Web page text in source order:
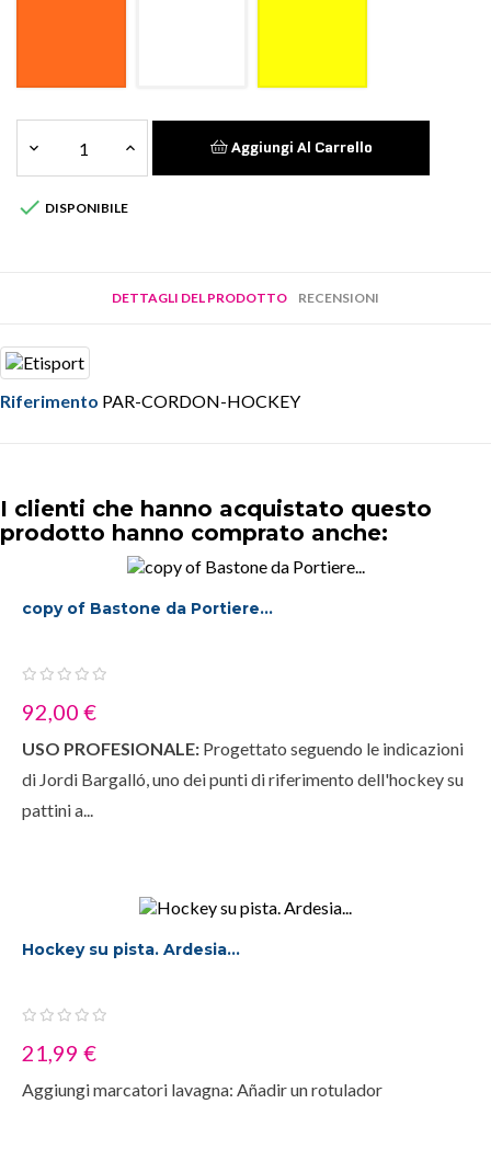
Aggiungi Al Carrello
 DISPONIBILE
DETTAGLI DEL PRODOTTO RECENSIONI
Riferimento PAR-CORDON-HOCKEY
I clienti che hanno acquistato questo
prodotto hanno comprato anche:
copy of Bastone da Portiere...
92,00 €
USO PROFESIONALE: Progettato seguendo le indicazioni
di Jordi Bargalló, uno dei punti di riferimento dell'hockey su
pattini a...
Hockey su pista. Ardesia...
21,99 €
Aggiungi marcatori lavagna: Añadir un rotulador